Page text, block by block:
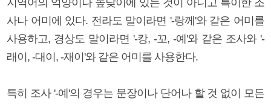
사나 어미에 있다. 전라도 말이라면 '-랑께'와 같은 어미를
사용하고, 경상도 말이라면 '-캉, -꼬, -예'와 같은 조사와 '-
래이, -대이, -재이'와 같은 어미를 사용한다.
특히 조사 '-예'의 경우는 문장이나 단어나 할 것 없이 모든